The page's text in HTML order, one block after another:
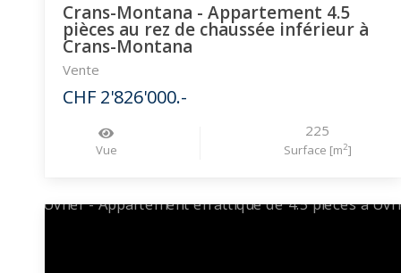
Crans-Montana - Appartement 4.5
pièces au rez de chaussée inférieur à
Crans-Montana
Vente
CHF 2'826'000.-
Vue
225
Surface [m2]